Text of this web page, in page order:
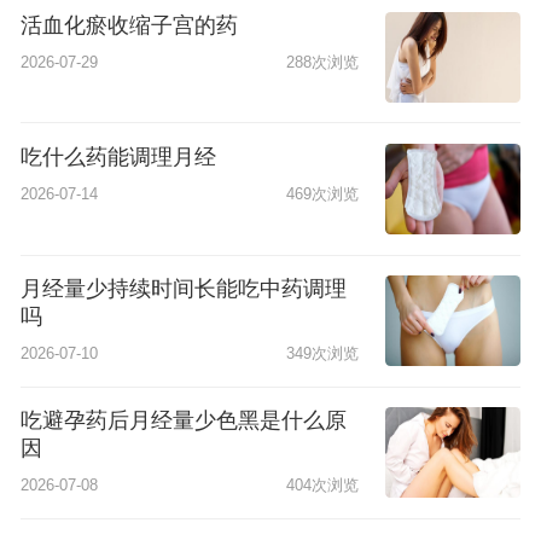
活血化瘀收缩子宫的药
2026-07-29 288次浏览
吃什么药能调理月经
2026-07-14 469次浏览
月经量少持续时间长能吃中药调理
吗
2026-07-10 349次浏览
吃避孕药后月经量少色黑是什么原
因
2026-07-08 404次浏览